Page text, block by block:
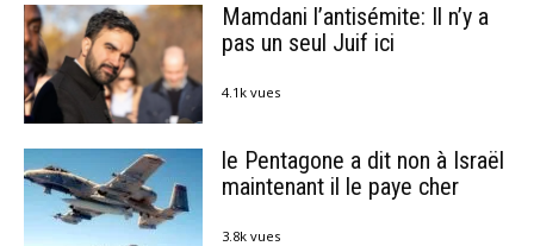
Mamdani l’antisémite: Il n’y a
pas un seul Juif ici
4.1k vues
le Pentagone a dit non à Israël
maintenant il le paye cher
3.8k vues